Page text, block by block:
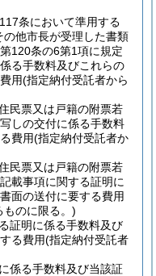
条において準用する
の他市長が受理した書類
120条の6第1項に規定
る手数料及びこれらの
用(指定納付受託者から
民票又は戸籍の附票若
しの交付に係る手数料
費用(指定納付受託者か
民票又は戸籍の附票若
載事項に関する証明に
面の送付に要する費用
ものに限る。)
証明に係る手数料及び
る費用(指定納付受託者
係る手数料及び当該証